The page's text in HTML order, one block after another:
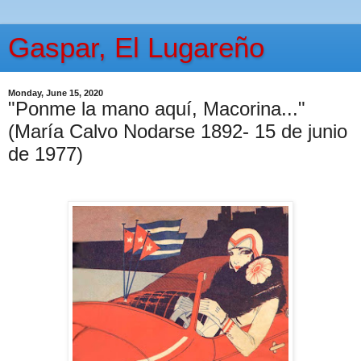
Gaspar, El Lugareño
Monday, June 15, 2020
"Ponme la mano aquí, Macorina..."
(María Calvo Nodarse 1892- 15 de junio
de 1977)